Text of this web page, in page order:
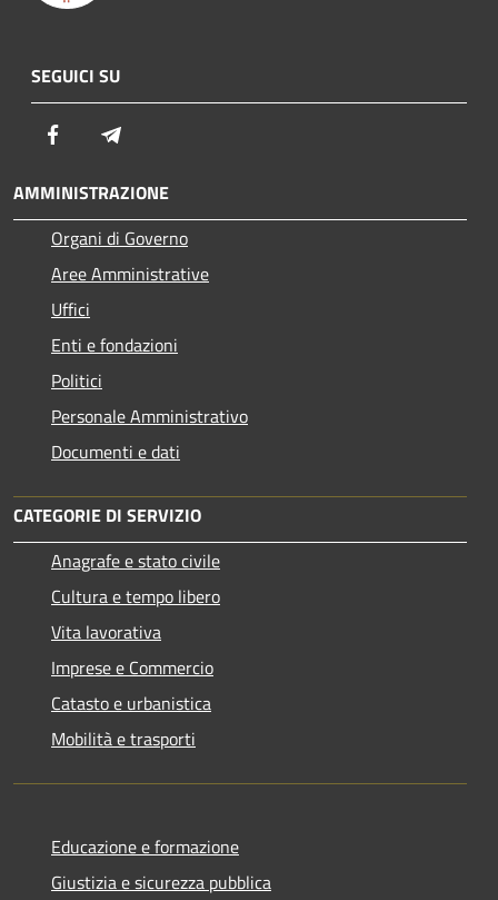
SEGUICI SU
Facebook
AMMINISTRAZIONE
Organi di Governo
Aree Amministrative
Uffici
Enti e fondazioni
Politici
Personale Amministrativo
Documenti e dati
CATEGORIE DI SERVIZIO
Anagrafe e stato civile
Cultura e tempo libero
Vita lavorativa
Imprese e Commercio
Catasto e urbanistica
Mobilità e trasporti
Educazione e formazione
Giustizia e sicurezza pubblica